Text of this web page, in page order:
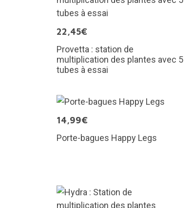
22,45€
Provetta : station de
multiplication des plantes avec 5
tubes à essai
14,99€
Porte-bagues Happy Legs